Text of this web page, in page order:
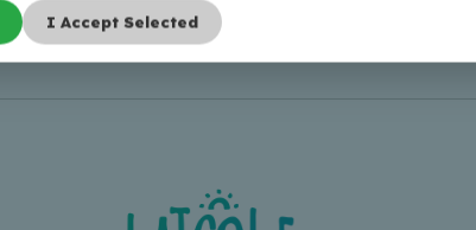
I Accept Selected